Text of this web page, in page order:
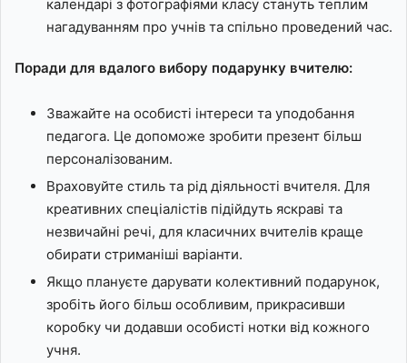
календарі з фотографіями класу стануть теплим
нагадуванням про учнів та спільно проведений час.
Поради для вдалого вибору подарунку вчителю:
Зважайте на особисті інтереси та уподобання
педагога. Це допоможе зробити презент більш
персоналізованим.
Враховуйте стиль та рід діяльності вчителя. Для
креативних спеціалістів підійдуть яскраві та
незвичайні речі, для класичних вчителів краще
обирати стриманіші варіанти.
Якщо плануєте дарувати колективний подарунок,
зробіть його більш особливим, прикрасивши
коробку чи додавши особисті нотки від кожного
учня.